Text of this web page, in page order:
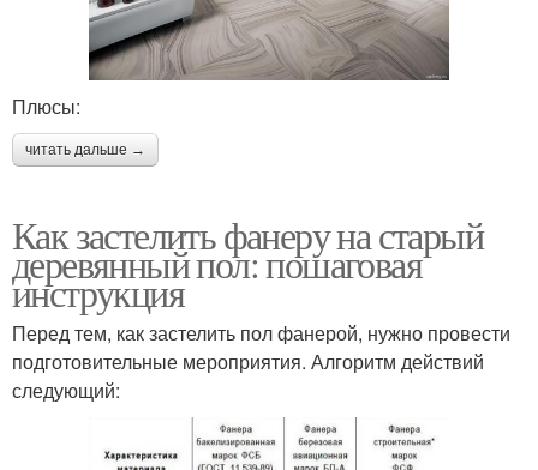
Плюсы:
читать дальше →
Как застелить фанеру на старый
деревянный пол: пошаговая
инструкция
Перед тем, как застелить пол фанерой, нужно провести
подготовительные мероприятия. Алгоритм действий
следующий: